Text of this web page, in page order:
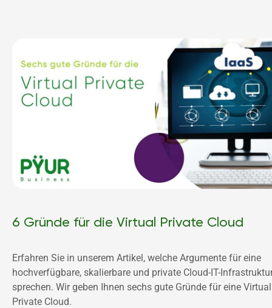
6 Gründe für die Virtual Private Cloud
Erfahren Sie in unserem Artikel, welche Argumente für eine
hochverfügbare, skalierbare und private Cloud-IT-
sprechen. Wir geben Ihnen sechs gute Gründe für eine Virtual
Private Cloud.